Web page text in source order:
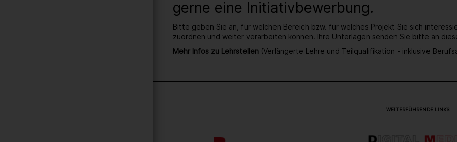
gerne eine Initiativbewerbung.
Bitte geben Sie an, für welchen Bereich bzw. für welches Projekt Sie sich
zuordnen und weiter verarbeiten können. Ihre Unterlagen senden Sie bitte an
Mehr Infos zu Lehrstellen (Verlängerte Lehre und Teilqualifikation - inklusive
WEITERFÜHRENDE LINKS